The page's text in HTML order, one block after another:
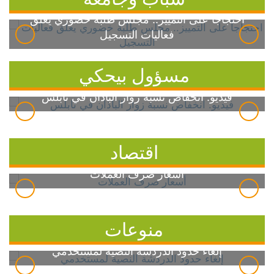
احتجاجاً على التمييز.. مجلس طلبة خضوري يعلق
فعاليات التسجيل
مسؤول بيحكي
فيديو: انخفاض نسبة زوار الباذان في نابلس
اقتصاد
أسعار صرف العملات
منوعات
إلغاء حدود الدردشة النصية لمستخدمي